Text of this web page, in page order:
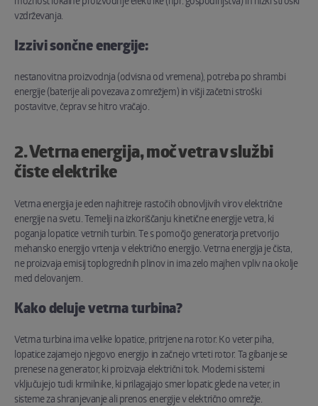
vzdrževanja.
Izzivi sončne energije:
nestanovitna proizvodnja (odvisna od vremena), potreba po shrambi
energije (baterije ali povezava z omrežjem) in višji začetni stroški
postavitve, čeprav se hitro vračajo.
2. Vetrna energija, moč vetra v službi
čiste elektrike
Vetrna energija je eden najhitreje rastočih obnovljivih virov električne
energije na svetu. Temelji na izkoriščanju kinetične energije vetra, ki
poganja lopatice vetrnih turbin. Te s pomočjo generatorja pretvorijo
mehansko energijo vrtenja v električno energijo. Vetrna energija je čista,
ne proizvaja emisij toplogrednih plinov in ima zelo majhen vpliv na okolje
med delovanjem.
Kako deluje vetrna turbina?
Vetrna turbina ima velike lopatice, pritrjene na rotor. Ko veter piha,
lopatice zajamejo njegovo energijo in začnejo vrteti rotor. Ta gibanje se
prenese na generator, ki proizvaja električni tok. Moderni sistemi
vključujejo tudi krmilnike, ki prilagajajo smer lopatic glede na veter, in
sisteme za shranjevanje ali prenos energije v električno omrežje.